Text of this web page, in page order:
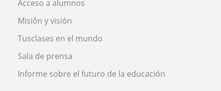
Acceso a alumnos
Misión y visión
Tusclases en el mundo
Sala de prensa
Informe sobre el futuro de la educación